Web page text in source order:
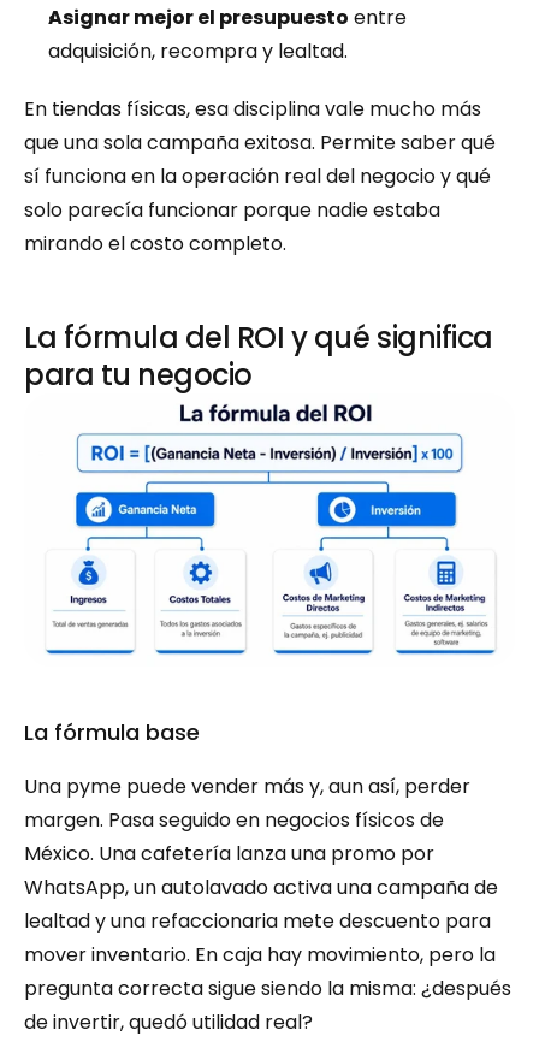
Asignar mejor el presupuesto entre
adquisición, recompra y lealtad.
En tiendas físicas, esa disciplina vale mucho más
que una sola campaña exitosa. Permite saber qué
sí funciona en la operación real del negocio y qué
solo parecía funcionar porque nadie estaba
mirando el costo completo.
La fórmula del ROI y qué significa
para tu negocio
La fórmula base
Una pyme puede vender más y, aun así, perder
margen. Pasa seguido en negocios físicos de
México. Una cafetería lanza una promo por
WhatsApp, un autolavado activa una campaña de
lealtad y una refaccionaria mete descuento para
mover inventario. En caja hay movimiento, pero la
pregunta correcta sigue siendo la misma: ¿después
de invertir, quedó utilidad real?